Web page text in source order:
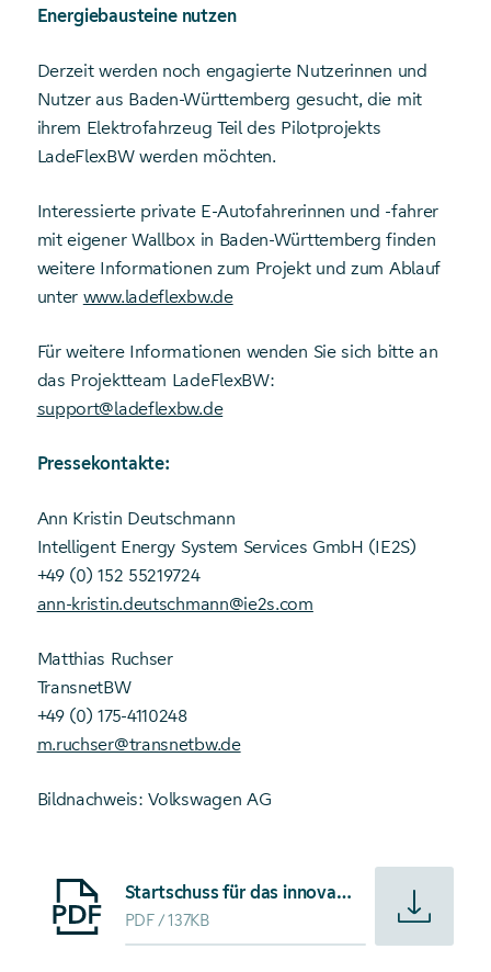
Energiebausteine nutzen
Derzeit werden noch engagierte Nutzerinnen und
Nutzer aus Baden-Württemberg gesucht, die mit
ihrem Elektrofahrzeug Teil des Pilotprojekts
LadeFlexBW werden möchten.
Interessierte private E-Autofahrerinnen und -fahrer
mit eigener Wallbox in Baden-Württemberg finden
weitere Informationen zum Projekt und zum Ablauf
unter www.ladeflexbw.de
Für weitere Informationen wenden Sie sich bitte an
das Projektteam LadeFlexBW:
support@ladeflexbw.de
Pressekontakte:
Ann Kristin Deutschmann
Intelligent Energy System Services GmbH (IE2S)
+49 (0) 152 55219724
ann-kristin.deutschmann@ie2s.com
Matthias Ruchser
TransnetBW
+49 (0) 175-4110248
m.ruchser@transnetbw.de
Bildnachweis: Volkswagen AG
Starte Download von: Startschuss für das innovative
Startschuss für das innovative Pilotprojekt LadeFlexBW
PDF 137KB